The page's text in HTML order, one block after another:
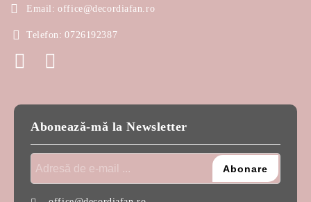
Email: office@decordiafan.ro
Telefon: 0726192387
Abonează-mă la Newsletter